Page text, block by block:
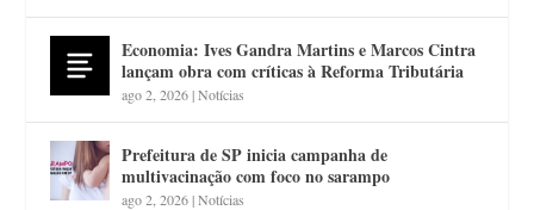
Economia: Ives Gandra Martins e Marcos Cintra
lançam obra com críticas à Reforma Tributária
ago 2, 2026|Notícias
Prefeitura de SP inicia campanha de
multivacinação com foco no sarampo
ago 2, 2026|Notícias